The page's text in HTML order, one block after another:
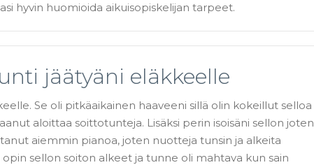
hyvin huomioida aikuisopiskelijan tarpeet.
jäätyäni eläkkeelle
Se oli pitkäaikainen haaveeni sillä olin kokeillut selloa
aloittaa soittotunteja. Lisäksi perin isoisäni sellon joten
aiemmin pianoa, joten nuotteja tunsin ja alkeita
sellon soiton alkeet ja tunne oli mahtava kun sain